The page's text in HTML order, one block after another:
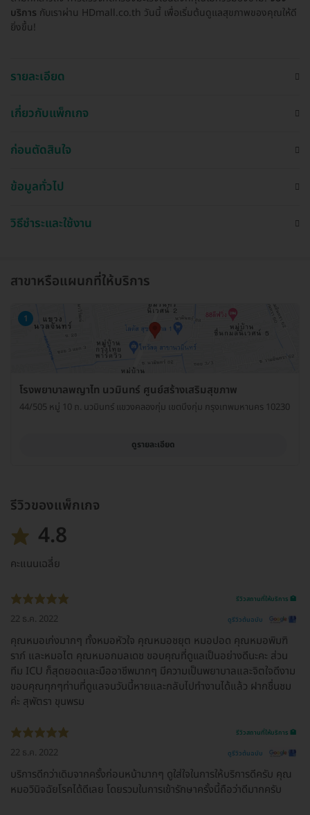
บริการ กับเราผ่าน HDmall.co.th วันนี้ เพื่อเริ่มต้นดูแลสุขภาพของคุณให้ดี
ยิ่งขึ้น!
รายละเอียด
เกี่ยวกับแพ็กเกจ
ก่อนตัดสินใจ
ข้อมูลทั่วไป
วิธีชำระและใช้งาน
สาขาหรือแผนกที่ให้บริการ
1
โรงพยาบาลพญาไท นวมินทร์ ศูนย์สร้างเสริมสุขภาพ
44/505 หมู่ 10 ถ. นวมินทร์ แขวงคลองกุ่ม เขตบึงกุ่ม กรุงเทพมหานคร 10230
ดูรายละเอียด
รีวิวของแพ็กเกจ
4.8
คะแนนเฉลี่ย
รีวิวสถานที่ให้บริการ 🏥
22 ธ.ค. 2022 ดูรีวิวต้นฉบับ
คุณหมอเก่งมากๆ ทั้งหมอหัวใจ คุณหมอชยุต หมอปอด คุณหมอพิมฑิ
ราภ์ และหมอไต คุณหมอกมลเดช ขอบคุณที่ดูเเลเป็นอย่างดีนะคะ ส่วน
ทีม ICU ก็สุดยอดและมืออาชีพมากๆ มีความเป็นพยาบาลและจิตใจดีงาม
ขอบคุณทุกๆท่านที่ดูแลจนวันนี้หายและกลับไปทำงานได้แล้ว ฝากชื่นชม
ค่ะ สุพัตรา ขุนพรม
รีวิวสถานที่ให้บริการ 🏥
22 ธ.ค. 2022 ดูรีวิวต้นฉบับ
บริการดีกว่าเดิมจากครั้งก่อนหน้ามากๆ ดูใส่ใจในการให้บริการดีครับ คุณ
หมอวินิจฉัยโรคได้ดีเลย โดยรวมในการเข้ารักษาครั้งนี้ถือว่าดีมากครับ